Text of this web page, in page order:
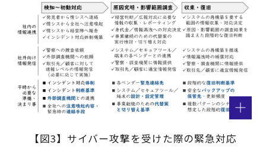
【図3】サイバー攻撃を受けた際の緊急対応